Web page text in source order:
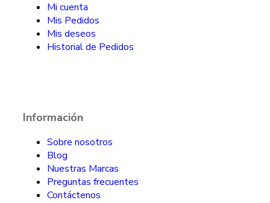
Mi cuenta
Mis Pedidos
Mis deseos
Historial de Pedidos
Información
Sobre nosotros
Blog
Nuestras Marcas
Preguntas frecuentes
Contáctenos